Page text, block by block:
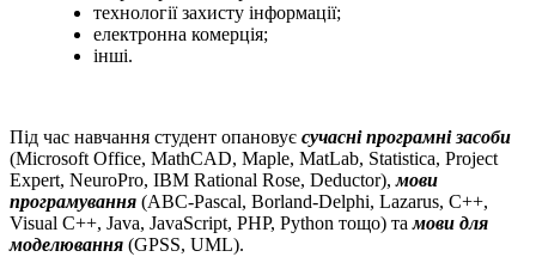
технології захисту інформації;
електронна комерція;
інші.
Під час навчання студент опановує сучасні програмні засоби
(Microsoft Office, MathCAD, Maple, MatLab, Statistica, Project
Expert, NeuroPro, IBM Rational Rose, Deductor),мови
програмування (ABC-Pascal, Borland-Delphi, Lazarus, C++,
Visual C++, Java, JavaScript, PHP, Python тощо) тамови для
моделювання (GPSS, UML).